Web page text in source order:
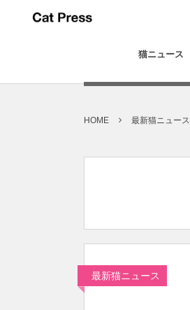
猫ニュース
HOME 最新猫ニュース
最新猫ニュース